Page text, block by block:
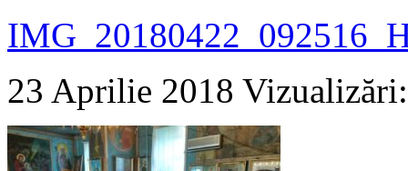
23 Aprilie 2018